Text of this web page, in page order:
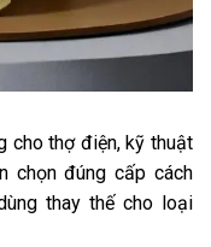
cho thợ điện, kỹ thuật
chọn đúng cấp cách
thay thế cho loại